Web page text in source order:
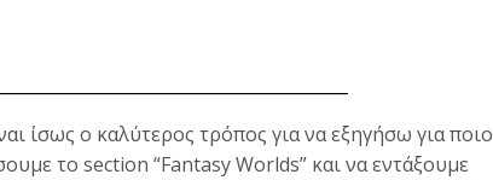
ίσως ο καλύτερος τρόπος για να εξηγήσω για ποιο
το section “Fantasy Worlds” και να εντάξουμε